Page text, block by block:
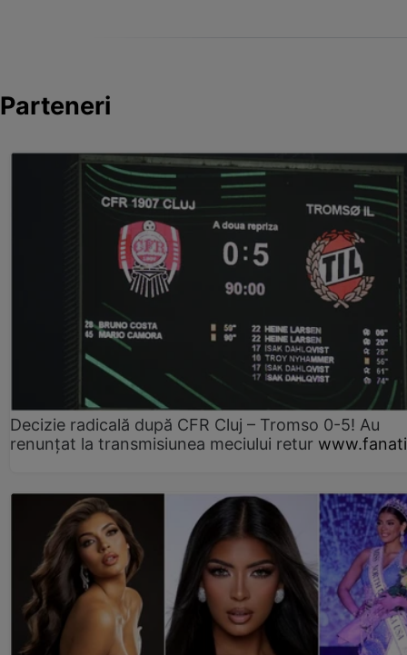
Parteneri
Decizie radicală după CFR Cluj – Tromso 0-5! Au
renunțat la transmisiunea meciului retur